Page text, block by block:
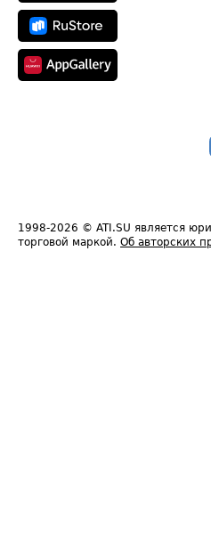
1998-2026 © ATI.SU является
торговой маркой. Об авторских